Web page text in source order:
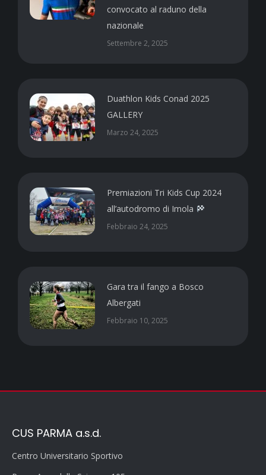
convocato al raduno della
nazionale
Settembre 2, 2025
Duathlon Kids Conad 2025
GALLERY
Marzo 24, 2025
Premiazioni Tri Kids Cup 2024
all’autodromo di Imola
Febbraio 24, 2025
Gara tra il fango a Bosco
Albergati
Febbraio 10, 2025
CUS PARMA a.s.d.
Centro Universitario Sportivo